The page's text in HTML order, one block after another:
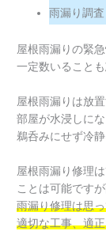
雨漏り調
屋根雨漏りの緊
一定数いること
屋根雨漏りは放
部屋が水浸しに
鵜呑みにせず冷
屋根雨漏り修理
ことは可能です
雨漏り修理は思
適切な工事、適